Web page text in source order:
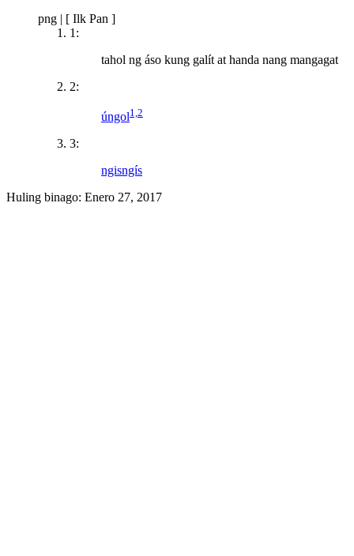
png | [ Ilk Pan ]
1:
tahol ng áso kung galít at handa nang mangagat
2:
úngol1,2
3:
ngisngís
Huling binago: Enero 27, 2017